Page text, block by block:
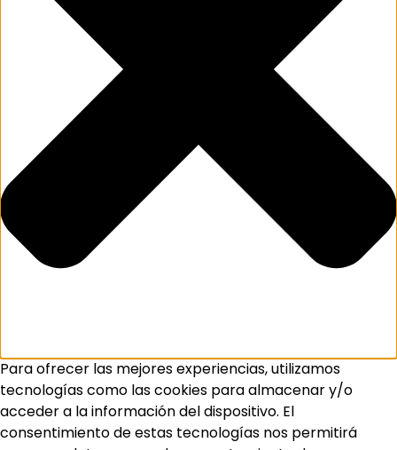
Para ofrecer las mejores experiencias, utilizamos
tecnologías como las cookies para almacenar y/o
acceder a la información del dispositivo. El
consentimiento de estas tecnologías nos permitirá